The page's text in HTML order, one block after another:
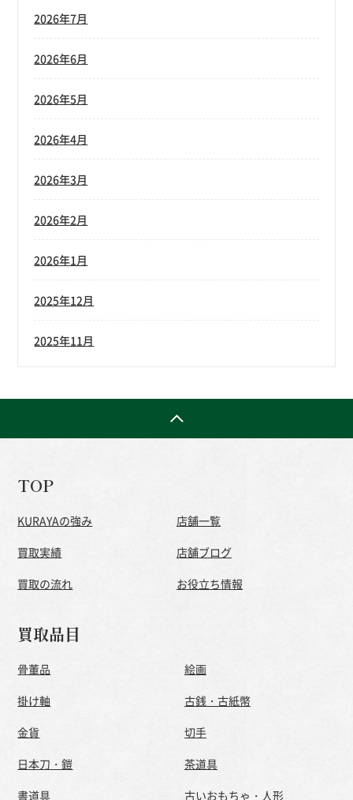
2026年7月
2026年6月
2026年5月
2026年4月
2026年3月
2026年2月
2026年1月
2025年12月
2025年11月
TOP
KURAYAの強み
買取実績
買取の流れ
店舗一覧
店舗ブログ
お役立ち情報
買取品目
骨董品
絵画
掛け軸
古銭・古紙幣
金貨
切手
日本刀・鎧
茶道具
書道具
古いおもちゃ・人形